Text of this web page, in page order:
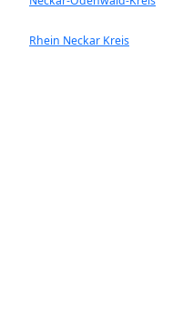
Rhein Neckar Kreis